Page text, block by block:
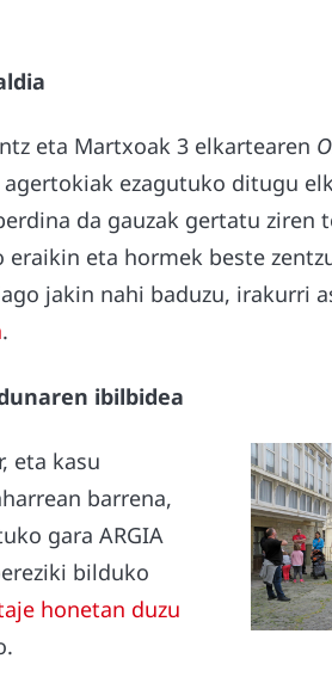
eta Martxoak 3 elkartearen
ezagutuko ditugu
da gauzak gertatu ziren
eraikin eta hormek beste
jakin nahi baduzu, irakurri
.
ibilbidea
eta kasu
barrena,
gara ARGIA
bilduko
honetan duzu